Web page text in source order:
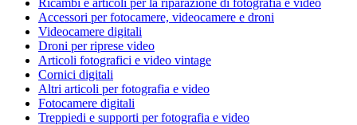
Accessori per fotocamere, videocamere e droni
Videocamere digitali
Droni per riprese video
Articoli fotografici e video vintage
Cornici digitali
Altri articoli per fotografia e video
Fotocamere digitali
Treppiedi e supporti per fotografia e video